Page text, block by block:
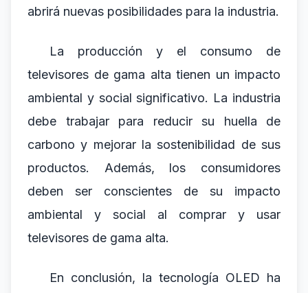
abrirá nuevas posibilidades para la industria.
La producción y el consumo de
televisores de gama alta tienen un impacto
ambiental y social significativo. La industria
debe trabajar para reducir su huella de
carbono y mejorar la sostenibilidad de sus
productos. Además, los consumidores
deben ser conscientes de su impacto
ambiental y social al comprar y usar
televisores de gama alta.
En conclusión, la tecnología OLED ha